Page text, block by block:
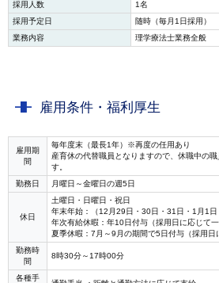
採用人数
1名
採用予定日
随時（毎月1日採用）
業務内容
理学療法士業務全般
雇用条件・福利厚生
雇用期
間
毎年度末（最長1年）※再度の任用あり
産育休の代替職員となりますので、休職中の
す。
勤務日
月曜日～金曜日の週5日
休日
土曜日・日曜日・祝日
年末年始：（12月29日・30日・31日・1月1日
年次有給休暇：年10日付与（採用日に応じて一
夏季休暇：7月～9月の期間で5日付与（採用日
勤務時
間
8時30分～17時00分
各種手